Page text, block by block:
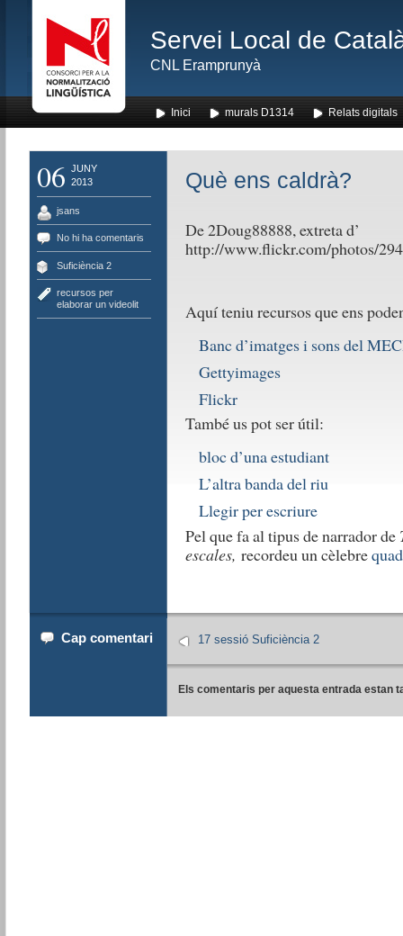
Servei Local de
CNL Eramprunyà
Inici murals D1314 Relats digitals
06 JUNY
2013
jsans
No hi ha comentaris
Suficiència 2
recursos per
elaborar un videolit
Què ens caldrà?
De 2Doug88888, extreta d’
http://www.flickr.com/photos/
Aquí teniu recursos que ens
Banc d’imatges i sons del
Gettyimages
Flickr
També us pot ser útil:
bloc d’una estudiant
L’altra banda del riu
Llegir per escriure
Pel que fa al tipus de narrador de
escales, recordeu un cèlebre
Cap comentari 17 sessió Suficiència 2
Els comentaris per aquesta entrada estan